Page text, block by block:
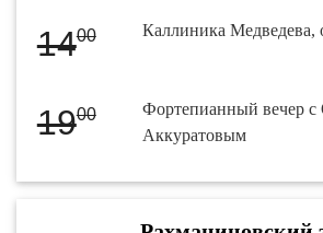
1400 Каллиника Медведева,
1900
Фортепианный вечер с
Аккуратовым